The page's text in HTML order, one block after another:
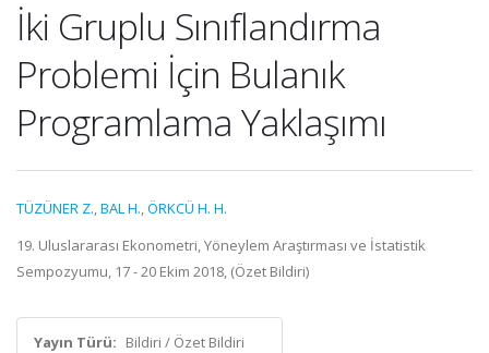
İki Gruplu Sınıflandırma
Problemi İçin Bulanık
Programlama Yaklaşımı
TÜZÜNER Z.,BAL H.,ÖRKCÜ H. H.
19. Uluslararası Ekonometri, Yöneylem Araştırması ve İstatistik
Sempozyumu, 17 - 20 Ekim 2018, (Özet Bildiri)
Yayın Türü: Bildiri / Özet Bildiri